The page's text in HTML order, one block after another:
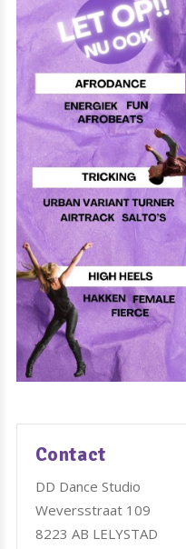
Contact
DD Dance Studio
Weversstraat 109
8223 AB LELYSTAD